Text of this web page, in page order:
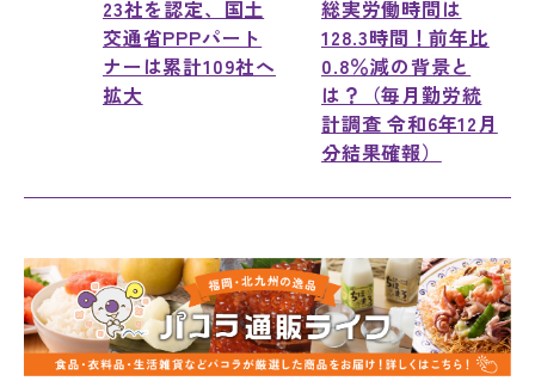
23社を認定、国土
交通省PPPパート
ナーは累計109社へ
拡大
総実労働時間は
128.3時間！前年比
0.8％減の背景と
は？（毎月勤労統
計調査 令和6年12月
分結果確報）